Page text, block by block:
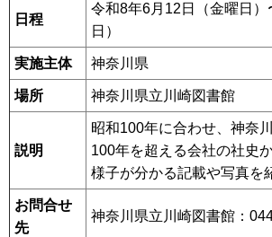
日程
令和8年6月12日（金曜日）
日）
実施主体 神奈川県
場所 神奈川県立川崎図書館
説明
昭和100年に合わせ、神奈
100年を超える会社の社史
様子が分かる記載や写真を
お問合せ
先
神奈川県立川崎図書館：